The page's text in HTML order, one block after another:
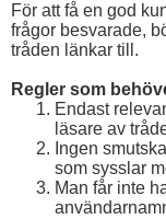
För att få en god
frågor besvarade,
tråden länkar till.
Regler som
Endast
läsare av
Ingen
som sysslar
Man får inte